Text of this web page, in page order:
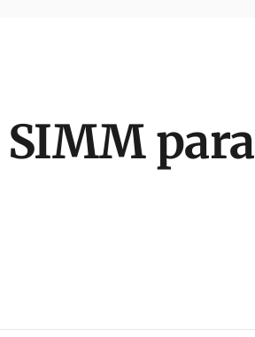
para